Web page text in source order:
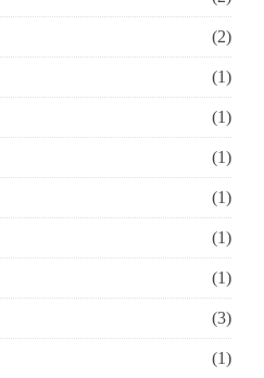
(2)
(1)
(1)
(1)
(1)
(1)
(1)
(3)
(1)